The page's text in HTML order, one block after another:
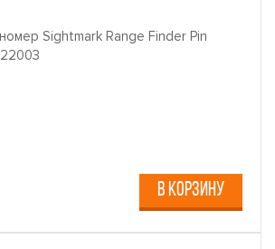
Sightmark Range Finder Pin
В КОРЗИНУ